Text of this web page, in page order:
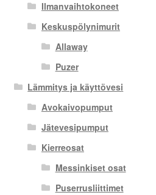
Ilmanvaihtokoneet
Keskuspölynimurit
Allaway
Puzer
Lämmitys ja käyttövesi
Avokaivopumput
Jätevesipumput
Kierreosat
Messinkiset osat
Puserrusliittimet